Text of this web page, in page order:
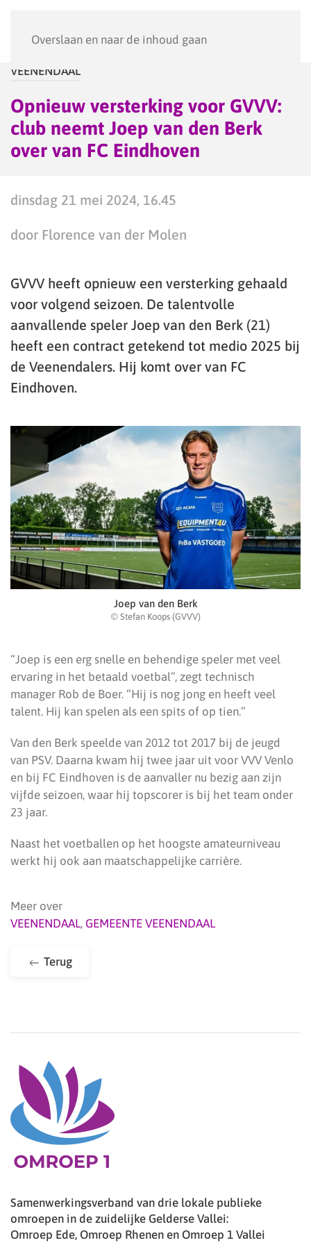
Overslaan en naar de inhoud gaan
VEENENDAAL
Opnieuw versterking voor GVVV:
club neemt Joep van den Berk
over van FC Eindhoven
dinsdag 21 mei 2024, 16.45
door Florence van der Molen
GVVV heeft opnieuw een versterking gehaald
voor volgend seizoen. De talentvolle
aanvallende speler Joep van den Berk (21)
heeft een contract getekend tot medio 2025 bij
de Veenendalers. Hij komt over van FC
Eindhoven.
Joep van den Berk
© Stefan Koops (GVVV)
“Joep is een erg snelle en behendige speler met veel
ervaring in het betaald voetbal”, zegt technisch
manager Rob de Boer. “Hij is nog jong en heeft veel
talent. Hij kan spelen als een spits of op tien.”
Van den Berk speelde van 2012 tot 2017 bij de jeugd
van PSV. Daarna kwam hij twee jaar uit voor VVV Venlo
en bij FC Eindhoven is de aanvaller nu bezig aan zijn
vijfde seizoen, waar hij topscorer is bij het team onder
23 jaar.
Naast het voetballen op het hoogste amateurniveau
werkt hij ook aan maatschappelijke carrière.
Meer over
VEENENDAAL, GEMEENTE VEENENDAAL
Terug
Samenwerkingsverband van drie lokale publieke
omroepen in de zuidelijke Gelderse Vallei:
Omroep Ede, Omroep Rhenen en Omroep 1 Vallei